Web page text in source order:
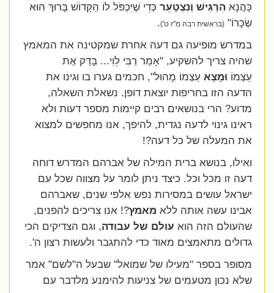
כַּהֲנָאהִרְגִּישׁ וְנִצְטָעֵרכְּדֵי שֶׁיִּכְפֹּל לוֹ הַקָּדוֹשׁ בָּרוּךְ הוּא
שְׂכָרוֹ" (בראשית רבה מ"ז ט') .
במדרש מופיעה גם דעה אחרת שמקטינה את המאמץ
שהיה צריך להשקיע, "אָמַר רַבִּי לֵוִי... בָּדַק אֶת
עַצְמוֹוּמָצָאעַצְמוֹ מָהוּל", חכמים גערו בו וגינו את
הדעה הזו בחריפות יוצאת דופן. נשאלת השאלה,
מדוע? הרי בנושאים רבים קיימות מספר דעות ולא
ראינו גינוי לדעה נגדית, להיפך, אנו מחפשים למצוא
את המעלה של כל דעה?!
ואילו, בנושא ברית המילה של אברהם המדרש דוחה
דעה זו מכל וכל. כיצד ניתן לומר על מצווה שכל עם
ישראל עושים במסירות נפש אלפי שנים, שאברהם
אבינו עשה אותה ללאמאמץ?! אנו צריכים להפנים,
שהעולם הזה הואעולם של עבודה, וגם הצדיקים הכי
גדולים מתאמצים מאוד כדי להתגבר ולעשות רצון ה'.
מסופר בספר "מעילו של שמואל" שבעל ה"לשם" אמר
שלא נכון מטעמים של צניעות להימנע מלדבר עם